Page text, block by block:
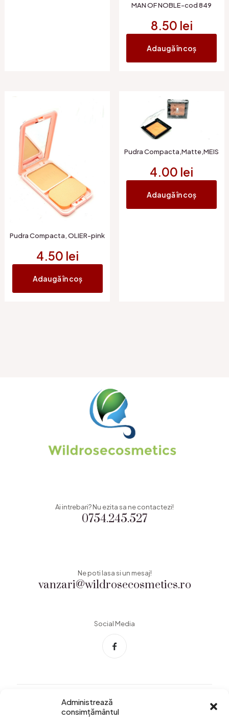
Administrează
consimțământul
MAN OF NOBLE-cod 849
8.50 lei
Adaugă în coș
Pudra Compacta, OLIER-pink
4.50 lei
Adaugă în coș
Pudra Compacta,Matte,MEIS
4.00 lei
Adaugă în coș
0754.245.527
Ai intrebari? Nu ezita sa ne contactezi!
vanzari@wildrosecosmetics.ro
Ne poti lasa si un mesaj!
Social Media